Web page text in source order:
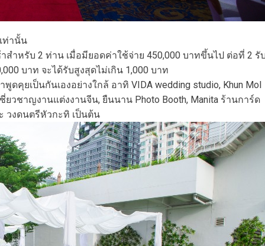
ท่านั้น
สำหรับ 2 ท่าน เมื่อมียอดค่าใช้จ่าย 450,000 บาทขึ้นไป ต่อที่ 2 รั
บาท จะได้รับสูงสุดไม่เกิน 1,000 บาท
คุยเป็นกันเองอย่างใกล้ อาทิ VIDA wedding studio, Khun Mol
ชี่ยวชาญงานแต่งงานจีน, ยืนนาน Photo Booth, Manita ร้านการ์ด
วงดนตรีหัวกะทิ เป็นต้น